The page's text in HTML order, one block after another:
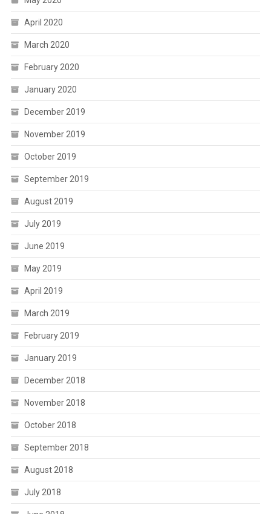
April 2020
March 2020
February 2020
January 2020
December 2019
November 2019
October 2019
September 2019
August 2019
July 2019
June 2019
May 2019
April 2019
March 2019
February 2019
January 2019
December 2018
November 2018
October 2018
September 2018
August 2018
July 2018